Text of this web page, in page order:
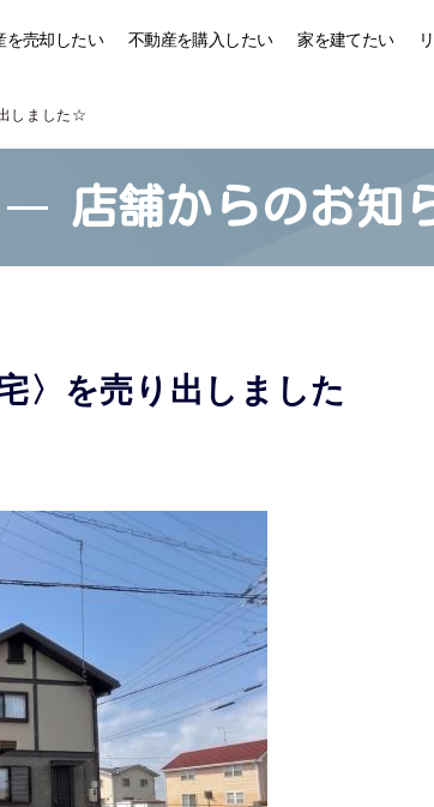
を売却したい 不動産を購入したい 家を建てたい
しました☆
店舗からのお知
〉を売り出しました